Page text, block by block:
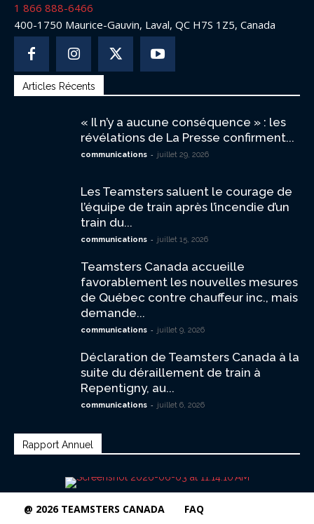
1 866 888-6466
400-1750 Maurice-Gauvin, Laval, QC H7S 1Z5, Canada
Articles Récents
« Il n’y a aucune conséquence » : les
révélations de La Presse confirment...
communications - juillet 29, 2026
Les Teamsters saluent le courage de
l’équipe de train après l’incendie d’un
train du...
communications - juillet 15, 2026
Teamsters Canada accueille
favorablement les nouvelles mesures
de Québec contre chauffeur inc., mais
demande...
communications - juillet 9, 2026
Déclaration de Teamsters Canada à la
suite du déraillement de train à
Repentigny, au...
communications - juillet 6, 2026
Rapport Annuel
@ 2026 TEAMSTERS CANADA FAQ